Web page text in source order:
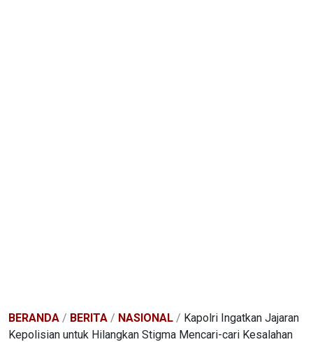
BERANDA / BERITA / NASIONAL / Kapolri Ingatkan Jajaran
Kepolisian untuk Hilangkan Stigma Mencari-cari Kesalahan